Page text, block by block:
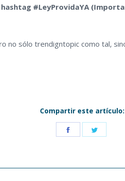
hashtag #LeyProvidaYA
no sólo trendigntopic como tal,
Compartir este artículo:
Share